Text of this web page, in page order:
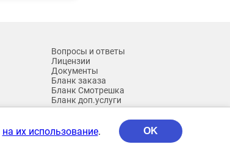
Вопросы и ответы
Лицензии
Документы
Бланк заказа
Бланк Смотрешка
Бланк доп.услуги
Архив
на их использование. OK